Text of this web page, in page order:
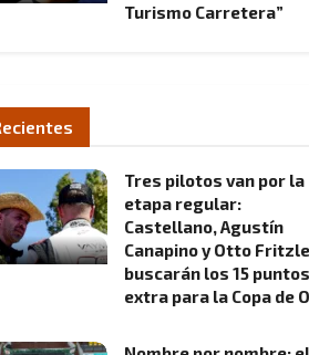
Turismo Carretera”
Tres pilotos van por la
etapa regular:
Castellano, Agustín
Canapino y Otto
buscarán los 15 puntos
extra para la Copa de